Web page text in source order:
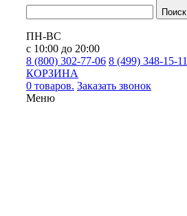
Поиск
ПН-ВС
с 10:00 до 20:00
8 (800) 302-77-06 8 (499) 348-15-11
КОРЗИНА
0 товаров. Заказать звонок
Меню